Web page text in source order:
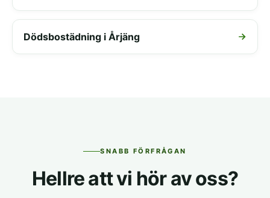
Dödsbostädning i Årjäng
SNABB FÖRFRÅGAN
Hellre att vi hör av oss?